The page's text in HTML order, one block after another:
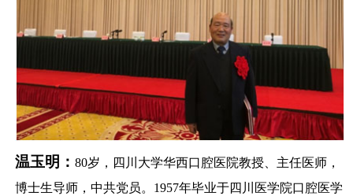
温玉明：80岁，四川大学华西口腔医院教授、主任医师，
博士生导师，中共党员。 1957年毕业于四川医学院口腔医学